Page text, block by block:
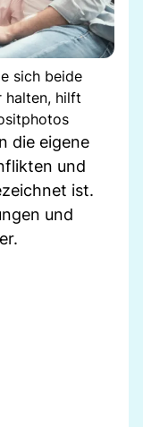
sich beide
halten, hilft
die eigene
und
ist.
und